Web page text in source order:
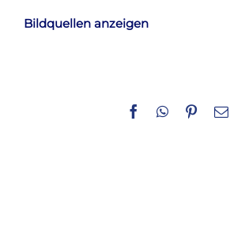
Bildquellen anzeigen
Facebook
WhatsApp